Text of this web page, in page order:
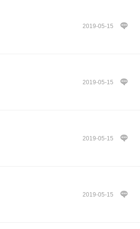
2019-05-15
2019-05-15
2019-05-15
2019-05-15